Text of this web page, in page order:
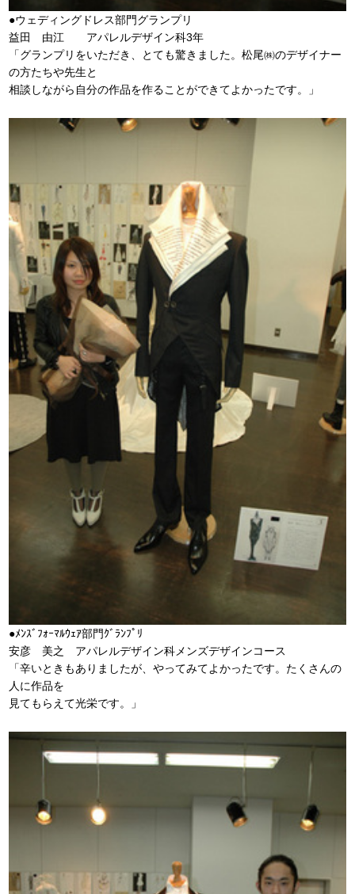
●ウェディングドレス部門グランプリ
益田 由江 アパレルデザイン科3年
「グランプリをいただき、とても驚きました。松尾㈱のデザイナー
の方たちや先生と
相談しながら自分の作品を作ることができてよかったです。」
●ﾒﾝｽﾞﾌｫｰﾏﾙｳｪｱ部門ｸﾞﾗﾝﾌﾟﾘ
安彦 美之 アパレルデザイン科メンズデザインコース
「辛いときもありましたが、やってみてよかったです。たくさんの
人に作品を
見てもらえて光栄です。」